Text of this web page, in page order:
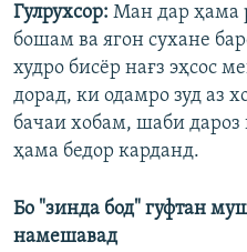
Гулрухсор: Ман дар ҳама
бошам ва ягон сухане
худро бисёр нағз эҳсос
дорад, ки одамро зуд аз
бачаи хобам, шаби
ҳама бедор карданд.
Бо "зинда бод" гуфтан
намешавад